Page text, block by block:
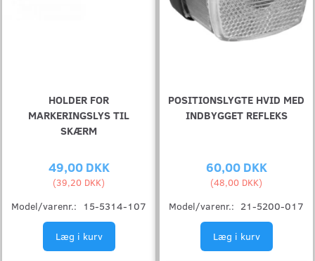
HOLDER FOR
MARKERINGSLYS TIL
SKÆRM
49,00 DKK
(39,20 DKK)
Model/varenr.: 15-5314-107
Læg i kurv
POSITIONSLYGTE HVID MED
INDBYGGET REFLEKS
60,00 DKK
(48,00 DKK)
Model/varenr.: 21-5200-017
Læg i kurv